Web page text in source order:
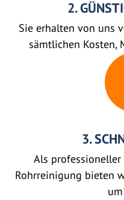
2.
Sie erhalten von uns
sämtlichen Kosten,
3.
Als
Rohrreinigung bieten